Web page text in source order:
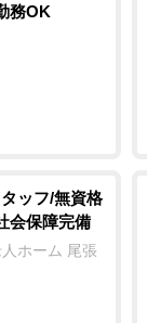
務OK
ッフ/無資格
会保障完備
ホーム 尾張